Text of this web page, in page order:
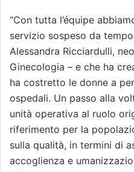
“Con tutta l’équipe
servizio sospeso da
Alessandra Ricciardulli,
Ginecologia – e che ha
ha costretto le donne a
ospedali. Un passo alla
unità operativa al ruolo
riferimento per la
sulla qualità, in termini di
accoglienza e